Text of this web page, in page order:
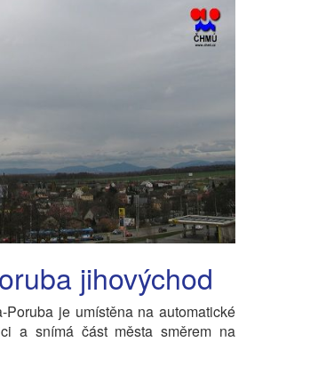
jihovýchod
Poruba je umístěna na automatické
a snímá část města směrem na